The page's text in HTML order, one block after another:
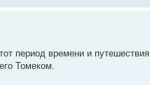
период времени и путешествия
Томеком.